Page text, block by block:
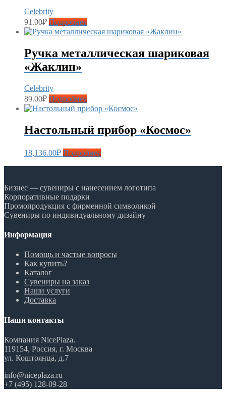
Celebrity
91.00₽ Подробнее
Ручка металлическая шариковая
«Жаклин»
Celebrity
89.00₽ Подробнее
Настольный прибор «Космос»
18,136.00₽ Подробнее
Бизнес — сувениры с нанесением логотипа
Корпоративные подарки
Промопродукция с фирменной символикой
Сувениры по индивидуальному дизайну
Информация
Помощь и частые вопросы
Как купить?
Каталог
Сувениры на заказ
Наши услуги
Доставка
Наши контакты
Компания NicePlaza.
119154, Россия, г. Москва
ул. Коштоянца, д.7
info@niceplaza.ru
+7 (495) 128-09-28